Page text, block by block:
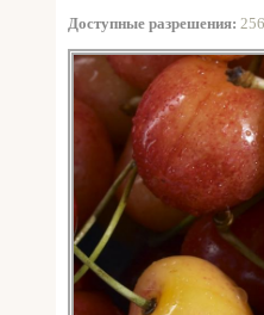
Доступные разрешения: